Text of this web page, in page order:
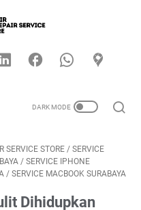
SERVICE STORE / SERVICE
/ SERVICE IPHONE
/ SERVICE MACBOOK SURABAYA
Dihidupkan